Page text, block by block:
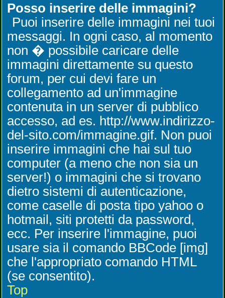
Posso inserire delle immagini?
Puoi inserire delle immagini nei tuoi
messaggi. In ogni caso, al momento
non � possibile caricare delle
immagini direttamente su questo
forum, per cui devi fare un
collegamento ad un'immagine
contenuta in un server di pubblico
accesso, ad es. http://www.indirizzo-
del-sito.com/immagine.gif. Non puoi
inserire immagini che hai sul tuo
computer (a meno che non sia un
server!) o immagini che si trovano
dietro sistemi di autenticazione,
come caselle di posta tipo yahoo o
hotmail, siti protetti da password,
ecc. Per inserire l'immagine, puoi
usare sia il comando BBCode [img]
che l'appropriato comando HTML
(se consentito).
Top